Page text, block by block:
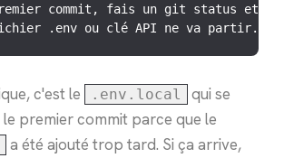
commit, fais un git status et
.env ou clé API ne va partir.
c'est le .env.local
qui se
premier commit parce que le
a été ajouté trop tard. Si ça arrive,